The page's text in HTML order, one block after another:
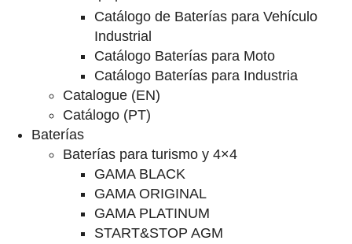
Catálogo de Baterías para Vehículo
Industrial
Catálogo Baterías para Moto
Catálogo Baterías para Industria
Catalogue (EN)
Catálogo (PT)
Baterías
Baterías para turismo y 4×4
GAMA BLACK
GAMA ORIGINAL
GAMA PLATINUM
START&STOP AGM